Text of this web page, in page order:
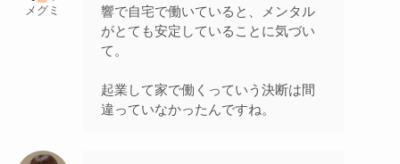
メグミ
響で自宅で働いていると、メンタル
がとても安定していることに気づい
て。
起業して家で働くっていう決断は間
違っていなかったんですね。